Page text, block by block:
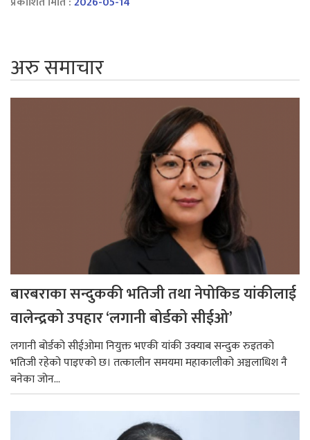
अरु समाचार
बारबराका सन्दुककी भतिजी तथा नेपोकिड यांकीलाई
वालेन्द्रको उपहार ‘लगानी बोर्डको सीईओ’
लगानी बोर्डको सीईओमा नियुक्त भएकी यांकी उक्याब सन्दुक रुइतको
भतिजी रहेको पाइएको छ। तत्कालीन समयमा महाकालीको अञ्चलाधिश नै
बनेका जोन...